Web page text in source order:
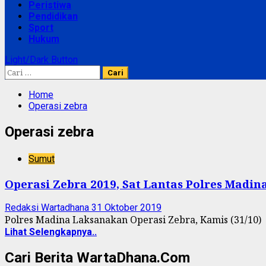
Peristiwa
Pendidikan
Sport
Hukum
Light/Dark Button
Cari
untuk:
Home
Operasi zebra
Operasi zebra
Sumut
Operasi Zebra 2019, Sat Lantas Polres
Redaksi Wartadhana 31 Oktober 2019
Polres Madina Laksanakan Operasi Zebra, Kamis (31/10)
Lihat Selengkapnya..
Cari Berita WartaDhana.Com